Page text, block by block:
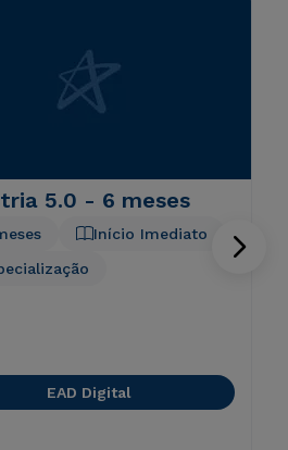
5.0 - 6 meses
Início Imediato
EAD Digital